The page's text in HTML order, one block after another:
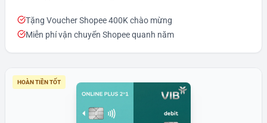
Tặng Voucher Shopee 400K chào mừng
Miễn phí vận chuyển Shopee quanh năm
HOÀN TIỀN TỐT